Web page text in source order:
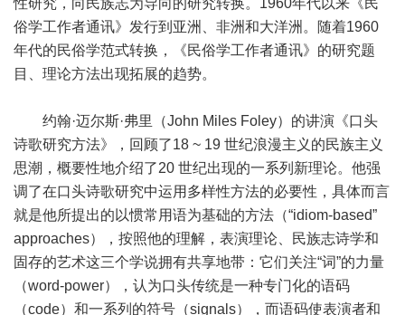
性研究，向民族志为导向的研究转换。1960年代以来《民
俗学工作者通讯》发行到亚洲、非洲和大洋洲。随着1960
年代的民俗学范式转换，《民俗学工作者通讯》的研究题
目、理论方法出现拓展的趋势。
约翰·迈尔斯·弗里（John Miles Foley）的讲演《口头
诗歌研究方法》，回顾了18 ~ 19 世纪浪漫主义的民族主义
思潮，概要性地介绍了20 世纪出现的一系列新理论。他强
调了在口头诗歌研究中运用多样性方法的必要性，具体而言
就是他所提出的以惯常用语为基础的方法（“idiom-based”
approaches），按照他的理解，表演理论、民族志诗学和
固存的艺术这三个学说拥有共享地带：它们关注“词”的力量
（word-power），认为口头传统是一种专门化的语码
（code）和一系列的符号（signals），而语码使表演者和